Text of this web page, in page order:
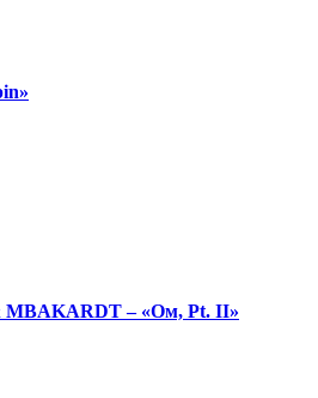
MBAKARDT – «Ом, Pt. II»